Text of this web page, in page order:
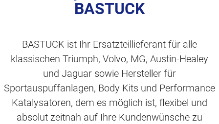
BASTUCK
BASTUCK ist Ihr Ersatzteillieferant für alle
klassischen Triumph, Volvo, MG, Austin-Healey
und Jaguar sowie Hersteller für
Sportauspuffanlagen, Body Kits und Performance
Katalysatoren, dem es möglich ist, flexibel und
absolut zeitnah auf Ihre Kundenwünsche zu